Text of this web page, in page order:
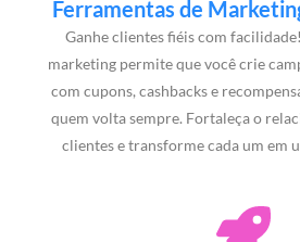
Ferramentas de
Ganhe clientes fiéis com
marketing permite que você crie
com cupons, cashbacks e
quem volta sempre. Fortaleça o
clientes e transforme cada um em